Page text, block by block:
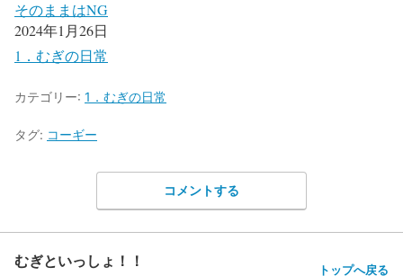
そのままはNG
2024年1月26日
1．むぎの日常
カテゴリー: 1．むぎの日常
タグ: コーギー
コメントする
むぎといっしょ！！ トップへ戻る